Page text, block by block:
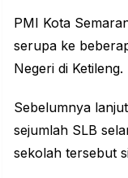
PMI Kota
serupa ke
Negeri di Ketileng.
Sebelumnya
sejumlah SLB
sekolah tersebut